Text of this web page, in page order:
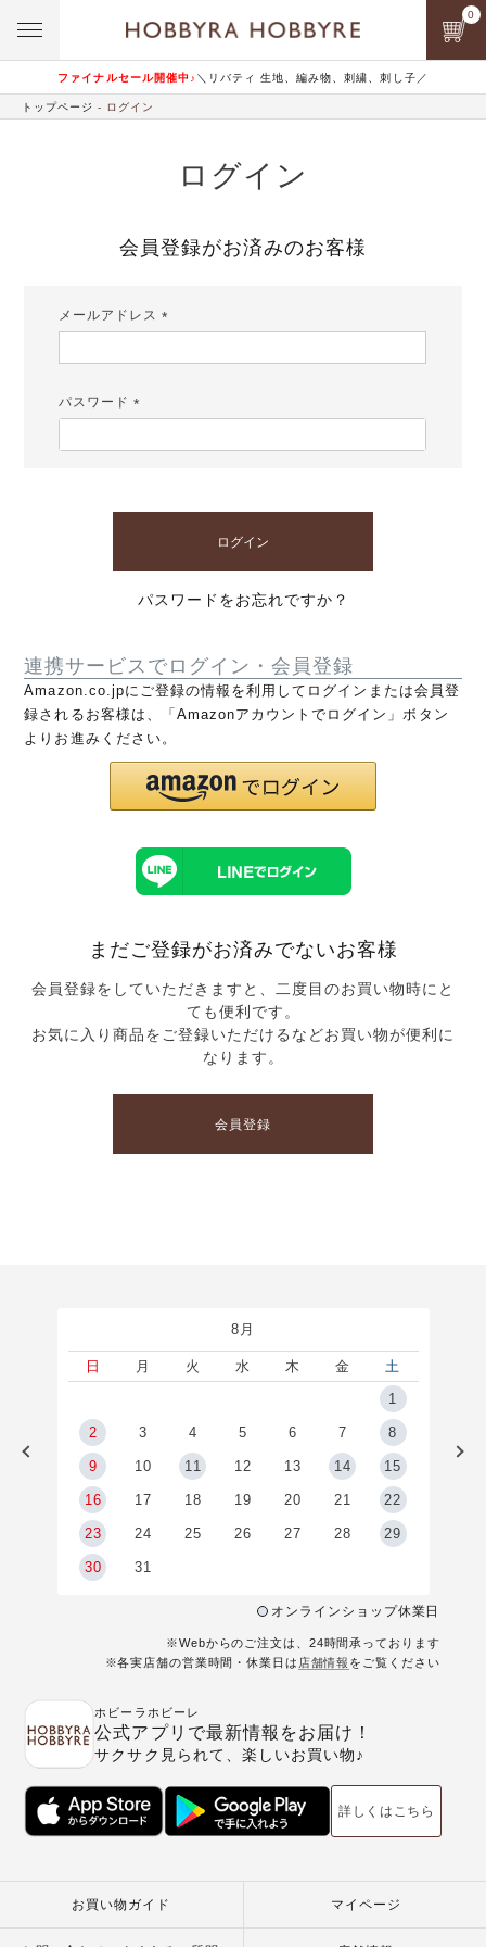
ファイナルセール開催中♪ ＼リバティ 生地、編み物、刺繍、刺し子／
0
トップページ ログイン
ログイン
会員登録がお済みのお客様
メールアドレス
パスワード
ログイン
パスワードをお忘れですか？
連携サービスでログイン・会員登録
Amazon.co.jpにご登録の情報を利用してログインまたは会員登
録されるお客様は、「Amazonアカウントでログイン」ボタン
よりお進みください。
まだご登録がお済みでないお客様
会員登録をしていただきますと、二度目のお買い物時にと
ても便利です。
お気に入り商品をご登録いただけるなどお買い物が便利に
なります。
会員登録
8月
日 月 火 水 木 金
土
1
2 3 4 5 6 7 8
9 10 11 12 13 14 15
16 17 18 19 20 21 22
23 24 25 26 27 28 29
30 31
オンラインショップ休業日
※Webからのご注文は、24時間承っております
※各実店舗の営業時間・休業日は 店舗情報 をご覧ください
ホビーラホビーレ
公式アプリで最新情報をお届け！
サクサク見られて、楽しいお買い物♪
詳しくはこちら
お買い物ガイド マイページ